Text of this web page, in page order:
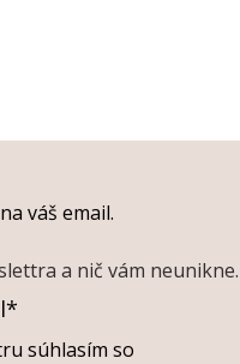
váš email.
a nič vám neunikne.
súhlasím so